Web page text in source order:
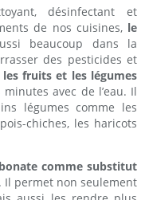
désinfectant et
de nos cuisines, le
beaucoup dans la
des pesticides et
les fruits et les légumes
avec de l’eau. Il
légumes comme les
chiches, les haricots
comme substitut
Il permet non seulement